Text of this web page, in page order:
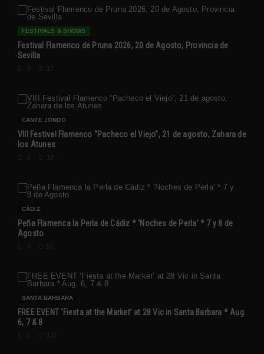
FESTIVALS & SHOWS
Festival Flamenco de Pruna 2026, 20 de Agosto, Provincia de
Sevilla
17
CANTE JONDO
VIII Festival Flamenco “Pacheco el Viejo”, 21 de agosto, Zahara de
los Atunes
18
CÁDIZ
Peña Flamenca la Perla de Cádiz * ‘Noches de Perla’ * 7 y 8 de
Agosto
52
SANTA BARBARA
FREE EVENT ‘Fiesta at the Market’ at 28 Vic in Santa Barbara * Aug.
6, 7 & 8
127